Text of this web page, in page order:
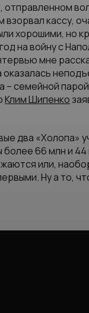
отправленном
кассу,
хорошими, но
на войну с
мне
– семейной
Клим Шипенко
два «Холопа»
более 66 млн и
или,
Ну а то,